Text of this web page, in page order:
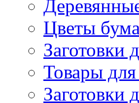
Цветы
Заготовки
Товары
Заготовки